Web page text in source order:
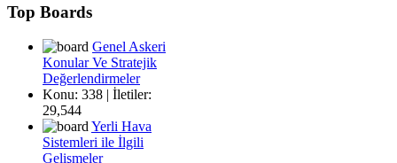
Top Boards
Genel Askeri
Konular Ve Stratejik
Değerlendirmeler
Konu: 338 | İletiler:
29,544
Yerli Hava
Sistemleri ile İlgili
Gelişmeler